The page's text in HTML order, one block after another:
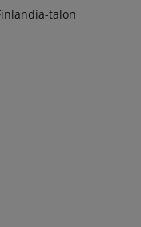
talon